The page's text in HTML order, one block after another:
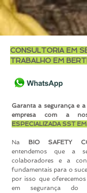
CONSULTORIA EM
TRABALHO EM
Garanta a segurança e
empresa com a
ESPECIALIZADA SST
Na BIO SAFETY
entendemos que a
colaboradores e a
fundamentais para o
por isso que
em segurança do